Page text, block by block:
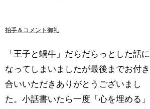
拍手＆コメント御礼
「王子と蝸牛」だらだらっとした話に
なってしまいましたが最後までお付き
合いいただきありがとうございまし
た。小話書いたら一度「心を埋める」